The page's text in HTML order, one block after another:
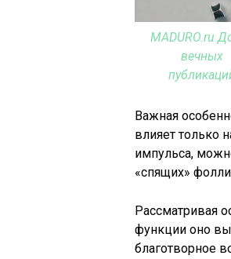
MADURO.ru
вечных
Важная
влияет только
импульса,
«спящих»
Рассматривая
функции оно
благотворное